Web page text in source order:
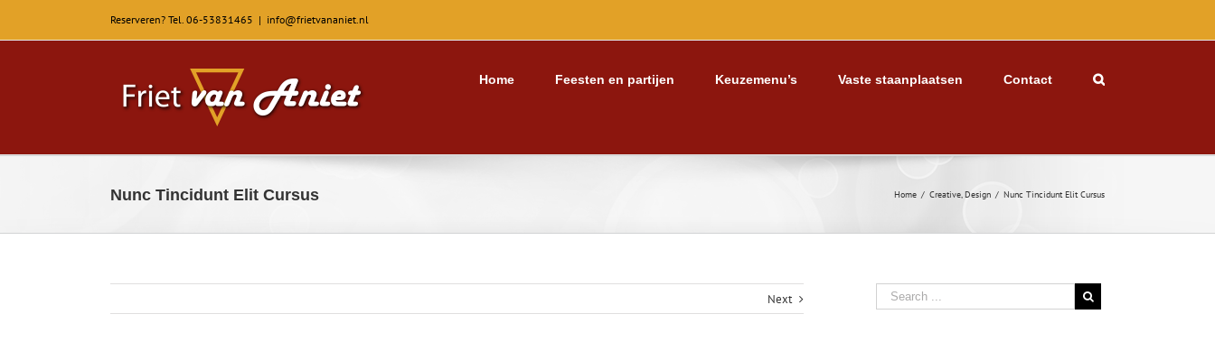
Reserveren? Tel. 06-53831465 | info@frietvananiet.nl
Home Feesten en partijen Keuzemenu’s Vaste staanplaatsen Contact
Nunc Tincidunt Elit Cursus Home / Creative,Design / Nunc Tincidunt Elit Cursus
Next